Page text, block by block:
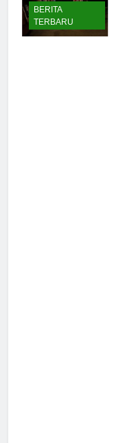
BERITA
TERBARU